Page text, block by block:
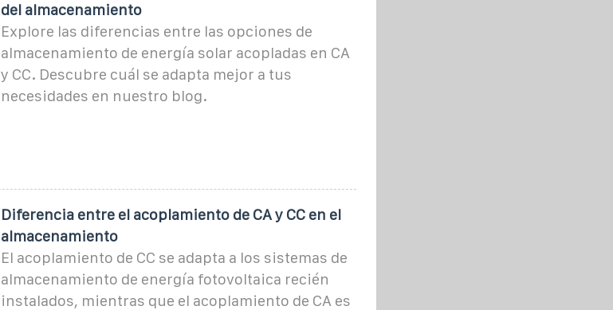
del almacenamiento
Explore las diferencias entre las opciones de
almacenamiento de energía solar acopladas en CA
y CC. Descubre cuál se adapta mejor a tus
necesidades en nuestro blog.
Diferencia entre el acoplamiento de CA y CC en el
almacenamiento
El acoplamiento de CC se adapta a los sistemas de
almacenamiento de energía fotovoltaica recién
instalados, mientras que el acoplamiento de CA es